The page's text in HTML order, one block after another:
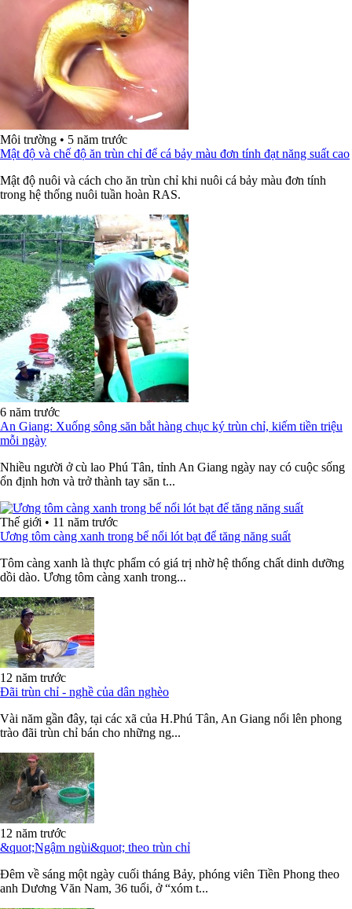
Môi trường • 5 năm trước
Mật độ và chế độ ăn trùn chỉ để cá bảy màu đơn tính đạt năng suất cao
Mật độ nuôi và cách cho ăn trùn chỉ khi nuôi cá bảy màu đơn tính
trong hệ thống nuôi tuần hoàn RAS.
6 năm trước
An Giang: Xuống sông săn bắt hàng chục ký trùn chỉ, kiếm tiền triệu
mỗi ngày
Nhiều người ở cù lao Phú Tân, tỉnh An Giang ngày nay có cuộc sống
ổn định hơn và trở thành tay săn t...
Thế giới • 11 năm trước
Ương tôm càng xanh trong bể nổi lót bạt để tăng năng suất
Tôm càng xanh là thực phẩm có giá trị nhờ hệ thống chất dinh dưỡng
dồi dào. Ương tôm càng xanh trong...
12 năm trước
Đãi trùn chỉ - nghề của dân nghèo
Vài năm gần đây, tại các xã của H.Phú Tân, An Giang nổi lên phong
trào đãi trùn chỉ bán cho những ng...
12 năm trước
&quot;Ngậm ngùi&quot; theo trùn chỉ
Đêm về sáng một ngày cuối tháng Bảy, phóng viên Tiền Phong theo
anh Dương Văn Nam, 36 tuổi, ở “xóm t...